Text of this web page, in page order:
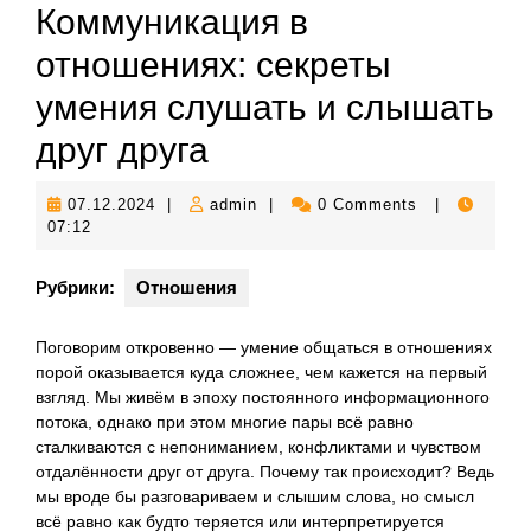
Коммуникация в
отношениях: секреты
умения слушать и слышать
друг друга
07.12.2024 07.12.2024
admin admin 0 Comments
07:12
Рубрики: Отношения
Поговорим откровенно — умение общаться в отношениях
порой оказывается куда сложнее, чем кажется на первый
взгляд. Мы живём в эпоху постоянного информационного
потока, однако при этом многие пары всё равно
сталкиваются с непониманием, конфликтами и чувством
отдалённости друг от друга. Почему так происходит? Ведь
мы вроде бы разговариваем и слышим слова, но смысл
всё равно как будто теряется или интерпретируется